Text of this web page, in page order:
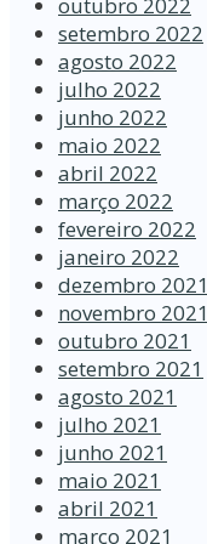
outubro 2022
setembro 2022
agosto 2022
julho 2022
junho 2022
maio 2022
abril 2022
março 2022
fevereiro 2022
janeiro 2022
dezembro 2021
novembro 2021
outubro 2021
setembro 2021
agosto 2021
julho 2021
junho 2021
maio 2021
abril 2021
março 2021